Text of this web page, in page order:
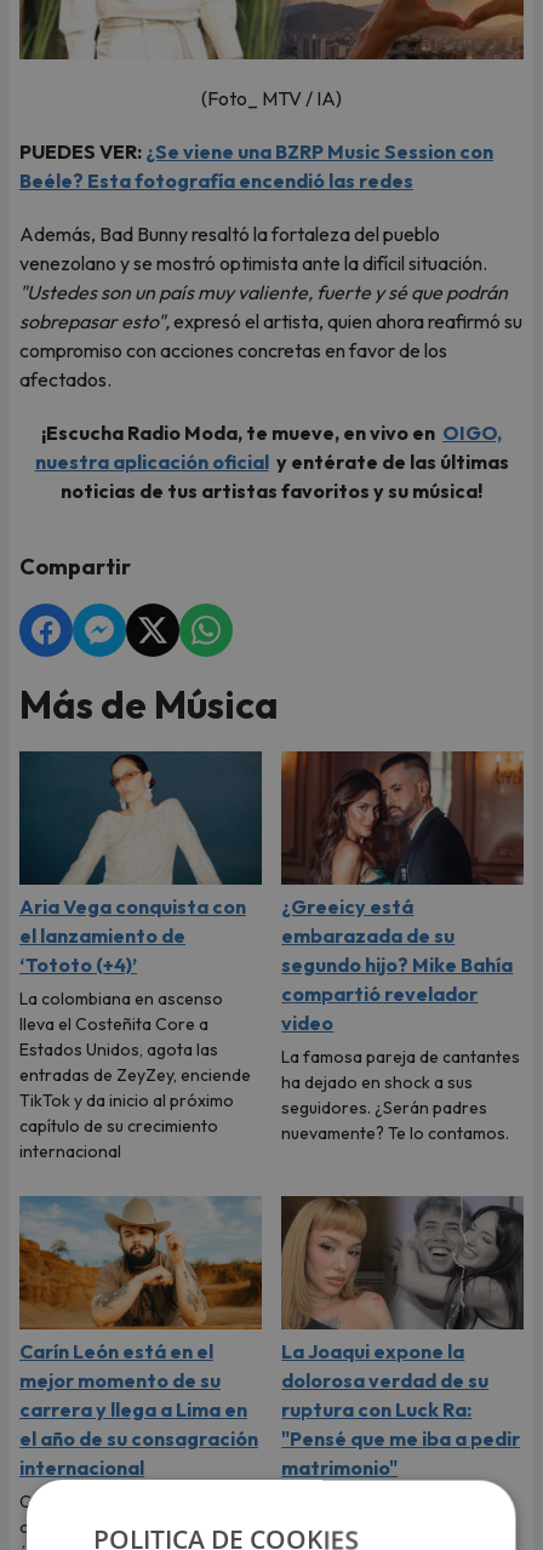
(Foto_ MTV / IA)
PUEDES VER: ¿Se viene una BZRP Music Session con
Beéle? Esta fotografía encendió las redes
Además, Bad Bunny resaltó la fortaleza del pueblo
venezolano y se mostró optimista ante la difícil situación.
"Ustedes son un país muy valiente, fuerte y sé que podrán
sobrepasar esto",expresó el artista, quien ahora reafirmó su
compromiso con acciones concretas en favor de los
afectados.
¡Escucha Radio Moda, te mueve, en vivo en OIGO,
nuestra aplicación oficialy entérate de las últimas
noticias de tus artistas favoritos y su música!
Compartir
Más de Música
Aria Vega conquista con
el lanzamiento de
‘Tototo (+4)’
La colombiana en ascenso
lleva el Costeñita Core a
Estados Unidos, agota las
entradas de ZeyZey, enciende
TikTok y da inicio al próximo
capítulo de su crecimiento
internacional
¿Greeicy está
embarazada de su
segundo hijo? Mike Bahía
compartió revelador
video
La famosa pareja de cantantes
ha dejado en shock a sus
seguidores. ¿Serán padres
nuevamente? Te lo contamos.
Carín León está en el
mejor momento de su
carrera y llega a Lima en
el año de su consagración
internacional
Carín León llega a Lima para
ofrecer este 6 de agosto un
La Joaqui expone la
dolorosa verdad de su
ruptura con Luck Ra:
"Pensé que me iba a pedir
matrimonio"
revelar que el viaje más
POLITICA DE COOKIES